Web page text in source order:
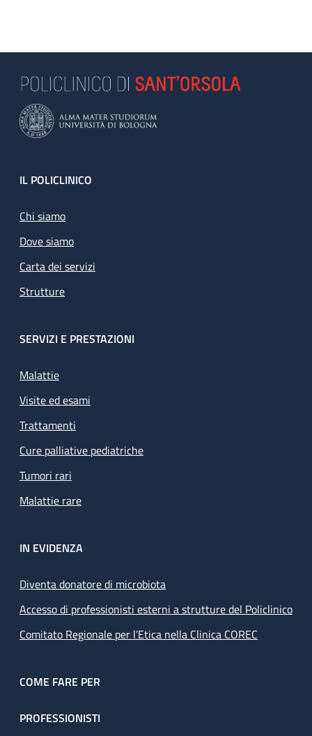
Footer
IL POLICLINICO
Chi siamo
Dove siamo
Carta dei servizi
Strutture
SERVIZI E PRESTAZIONI
Malattie
Visite ed esami
Trattamenti
Cure palliative pediatriche
Tumori rari
Malattie rare
IN EVIDENZA
Diventa donatore di microbiota
Accesso di professionisti esterni a strutture del Policlinico
Comitato Regionale per l’Etica nella Clinica COREC
COME FARE PER
PROFESSIONISTI